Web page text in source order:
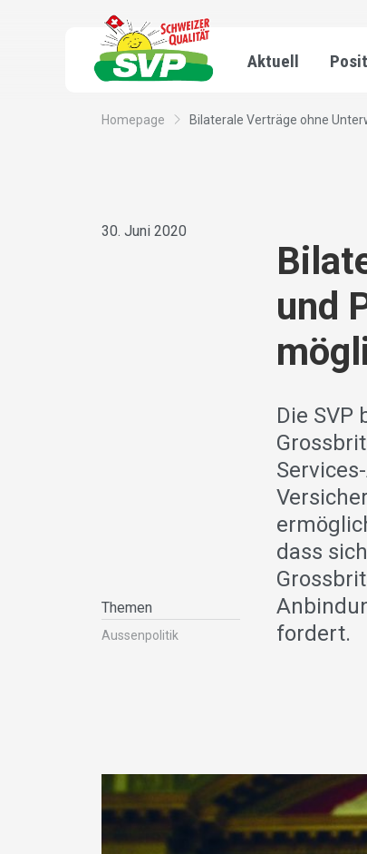
Aktuell
Homepage Bilaterale Verträge ohne
30. Juni 2020
Themen
Aussenpolitik
und
Die SVP
dass
fordert.